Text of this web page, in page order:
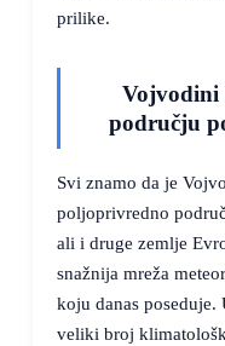
prilike.
Vojvodini
području
Svi znamo da je
poljoprivredno
ali i druge zemlje
snažnija mreža
koju danas
veliki broj